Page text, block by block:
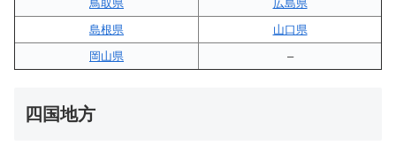
鳥取県
広島県
島根県
山口県
岡山県
–
四国地方